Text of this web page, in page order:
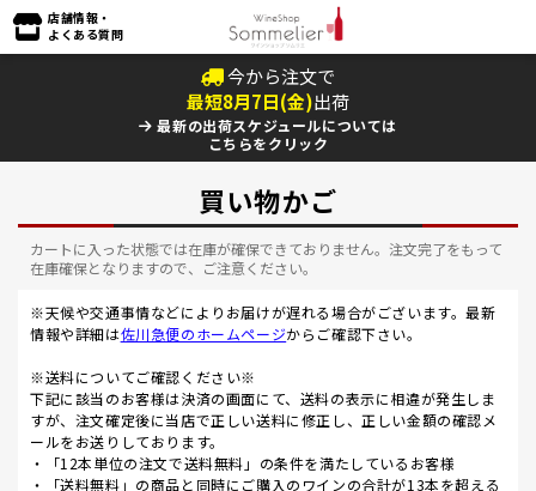
店舗情報・
よくある質問
今から注文で
最短8月7日(金)出荷
最新の出荷スケジュールについては
こちらをクリック
買い物かご
カートに入った状態では在庫が確保できておりません。注文完了をもって
在庫確保となりますので、ご注意ください。
※天候や交通事情などによりお届けが遅れる場合がございます。最新
情報や詳細は佐川急便のホームページからご確認下さい。
※送料についてご確認ください※
下記に該当のお客様は決済の画面にて、送料の表示に相違が発生しま
すが、注文確定後に当店で正しい送料に修正し、正しい金額の確認メ
ールをお送りしております。
・「12本単位の注文で送料無料」の条件を満たしているお客様
・「送料無料」の商品と同時にご購入のワインの合計が13本を超える